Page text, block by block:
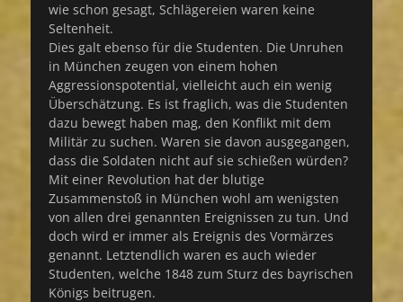
wie schon gesagt, Schlägereien waren keine
Seltenheit.
Dies galt ebenso für die Studenten. Die Unruhen
in München zeugen von einem hohen
Aggressionspotential, vielleicht auch ein wenig
Überschätzung. Es ist fraglich, was die Studenten
dazu bewegt haben mag, den Konflikt mit dem
Militär zu suchen. Waren sie davon ausgegangen,
dass die Soldaten nicht auf sie schießen würden?
Mit einer Revolution hat der blutige
Zusammenstoß in München wohl am wenigsten
von allen drei genannten Ereignissen zu tun. Und
doch wird er immer als Ereignis des Vormärzes
genannt. Letztendlich waren es auch wieder
Studenten, welche 1848 zum Sturz des bayrischen
Königs beitrugen.